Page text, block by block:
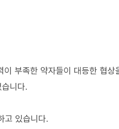
부족한 약자들이 대등한 협상
니다.
고 있습니다.